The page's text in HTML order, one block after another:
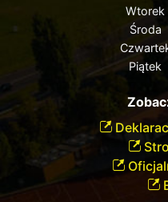
Wtorek
Środa
Piątek